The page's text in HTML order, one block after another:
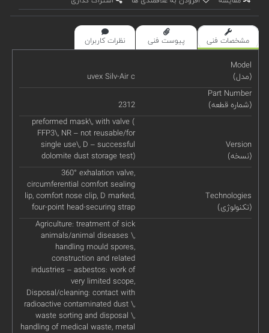
مشخصات فنی پیوست فنی نظرات کاربران
Model
(مدل)
uvex Silv-Air c
Part Number
(شماره قطعه)
2312
Version
(نسخه)
preformed mask\, with valve (
FFP3\, NR – not reusable/for
single use\, D – successful
dolomite dust storage test)
Technologies
(تکنولوژی)
360° exhalation valve,
circumferential comfort sealing
lip, comfort nose clip, D marked,
four-point head-securing strap
Agriculture: treatment of sick
animals/animal diseases \,
handling mould spores,
construction and related
industries – asbestos: work of
very limited scope,
Disposal/cleaning: contact with
radioactive contaminated dust \,
waste sorting and disposal \,
handling of medical waste, metal